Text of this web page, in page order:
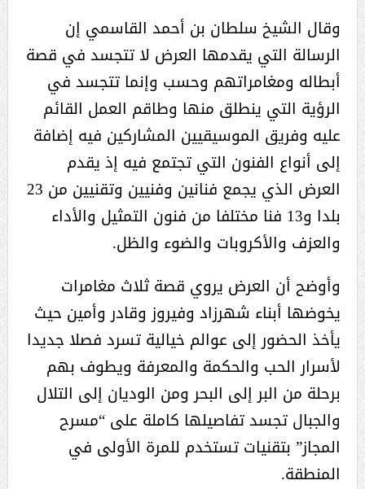
وقال الشيخ سلطان بن أحمد القاسمي إن
الرسالة التي يقدمها العرض لا تتجسد في قصة
أبطاله ومغامراتهم وحسب وإنما تتجسد في
الرؤية التي ينطلق منها وطاقم العمل القائم
عليه وفريق الموسيقيين المشاركين فيه إضافة
إلى أنواع الفنون التي تجتمع فيه إذ يقدم
العرض الذي يجمع فنانين وفنيين وتقنيين من 23
بلدا و13 فنا مختلفا من فنون التمثيل والأداء
والعزف والأكروبات والضوء والظل.
وأوضح أن العرض يروي قصة ثلاث مغامرات
يخوضها أبناء شهرزاد وفيروز وقادر وأمين حيث
يأخذ الحضور إلى عوالم خيالية تسرد فصلا جديدا
لأسرار الحب والحكمة والمعرفة ويطوف بهم
برحلة من البر إلى البحر ومن الوديان إلى التلال
والجبال تجسد تفاصيلها كاملة على “مسرح
المجاز” بتقنيات تستخدم للمرة الأولى في
المنطقة.